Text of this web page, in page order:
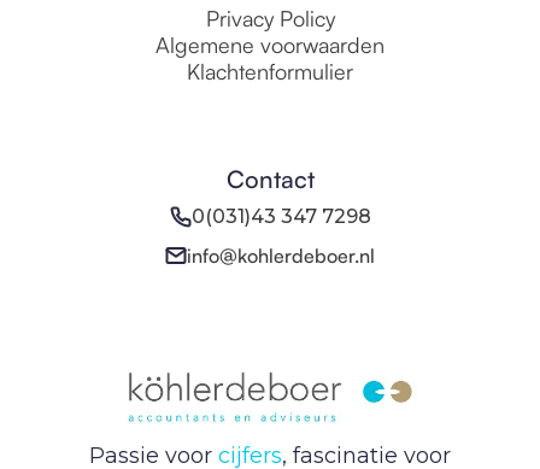
Privacy Policy
Algemene voorwaarden
Klachtenformulier
Contact
0(031)43 347 7298
info@kohlerdeboer.nl
Passie voor cijfers, fascinatie voor